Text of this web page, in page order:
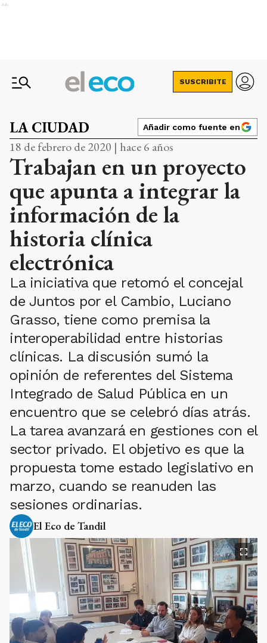
Ads
SUSCRIBITE
LA CIUDAD Añadir como fuente en
18 de febrero de 2020 | hace 6 años
Trabajan en un proyecto
que apunta a integrar la
información de la
historia clínica
electrónica
La iniciativa que retomó el concejal
de Juntos por el Cambio, Luciano
Grasso, tiene como premisa la
interoperabilidad entre historias
clínicas. La discusión sumó la
opinión de referentes del Sistema
Integrado de Salud Pública en un
encuentro que se celebró días atrás.
La tarea avanzará en gestiones con el
sector privado. El objetivo es que la
propuesta tome estado legislativo en
marzo, cuando se reanuden las
sesiones ordinarias.
El Eco de Tandil